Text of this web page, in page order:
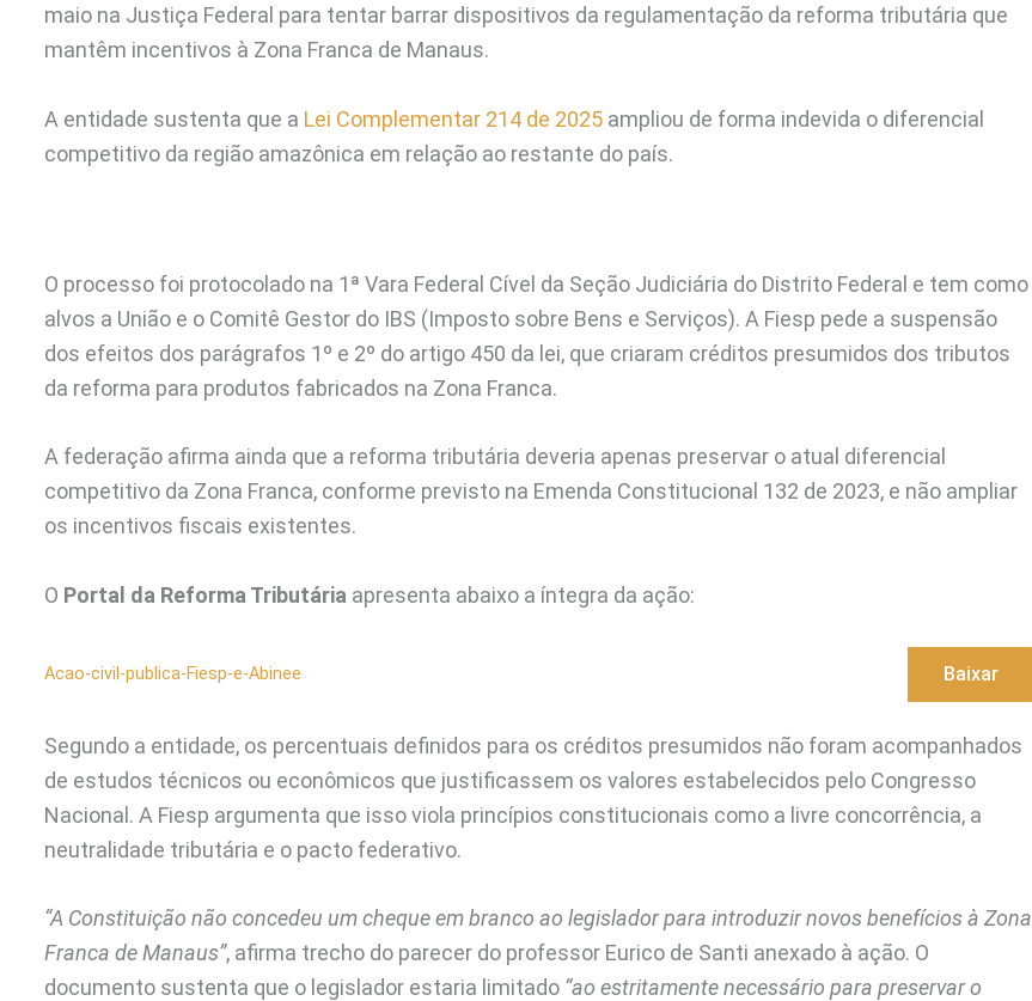
maio na Justiça Federal para tentar barrar dispositivos da regulamentação da reforma tributária que
mantêm incentivos à Zona Franca de Manaus.
A entidade sustenta que a Lei Complementar 214 de 2025 ampliou de forma indevida o diferencial
competitivo da região amazônica em relação ao restante do país.
O processo foi protocolado na 1ª Vara Federal Cível da Seção Judiciária do Distrito Federal e tem como
alvos a União e o Comitê Gestor do IBS (Imposto sobre Bens e Serviços). A Fiesp pede a suspensão
dos efeitos dos parágrafos 1º e 2º do artigo 450 da lei, que criaram créditos presumidos dos tributos
da reforma para produtos fabricados na Zona Franca.
A federação afirma ainda que a reforma tributária deveria apenas preservar o atual diferencial
competitivo da Zona Franca, conforme previsto na Emenda Constitucional 132 de 2023, e não ampliar
os incentivos fiscais existentes.
O Portal da Reforma Tributária apresenta abaixo a íntegra da ação:
Acao-civil-publica-Fiesp-e-Abinee Baixar
Segundo a entidade, os percentuais definidos para os créditos presumidos não foram acompanhados
de estudos técnicos ou econômicos que justificassem os valores estabelecidos pelo Congresso
Nacional. A Fiesp argumenta que isso viola princípios constitucionais como a livre concorrência, a
neutralidade tributária e o pacto federativo.
“A Constituição não concedeu um cheque em branco ao legislador para introduzir novos benefícios à Zona
Franca de Manaus”, afirma trecho do parecer do professor Eurico de Santi anexado à ação. O
documento sustenta que o legislador estaria limitado “ao estritamente necessário para preservar o